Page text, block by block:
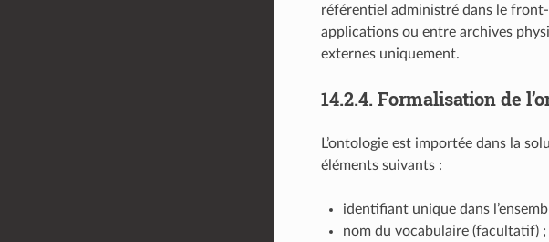
référentiel administré dans le
applications ou entre archives
externes uniquement.
14.2.4. Formalisation de
L’ontologie est importée dans la
éléments suivants :
identifiant unique dans
nom du vocabulaire (facultatif) ;